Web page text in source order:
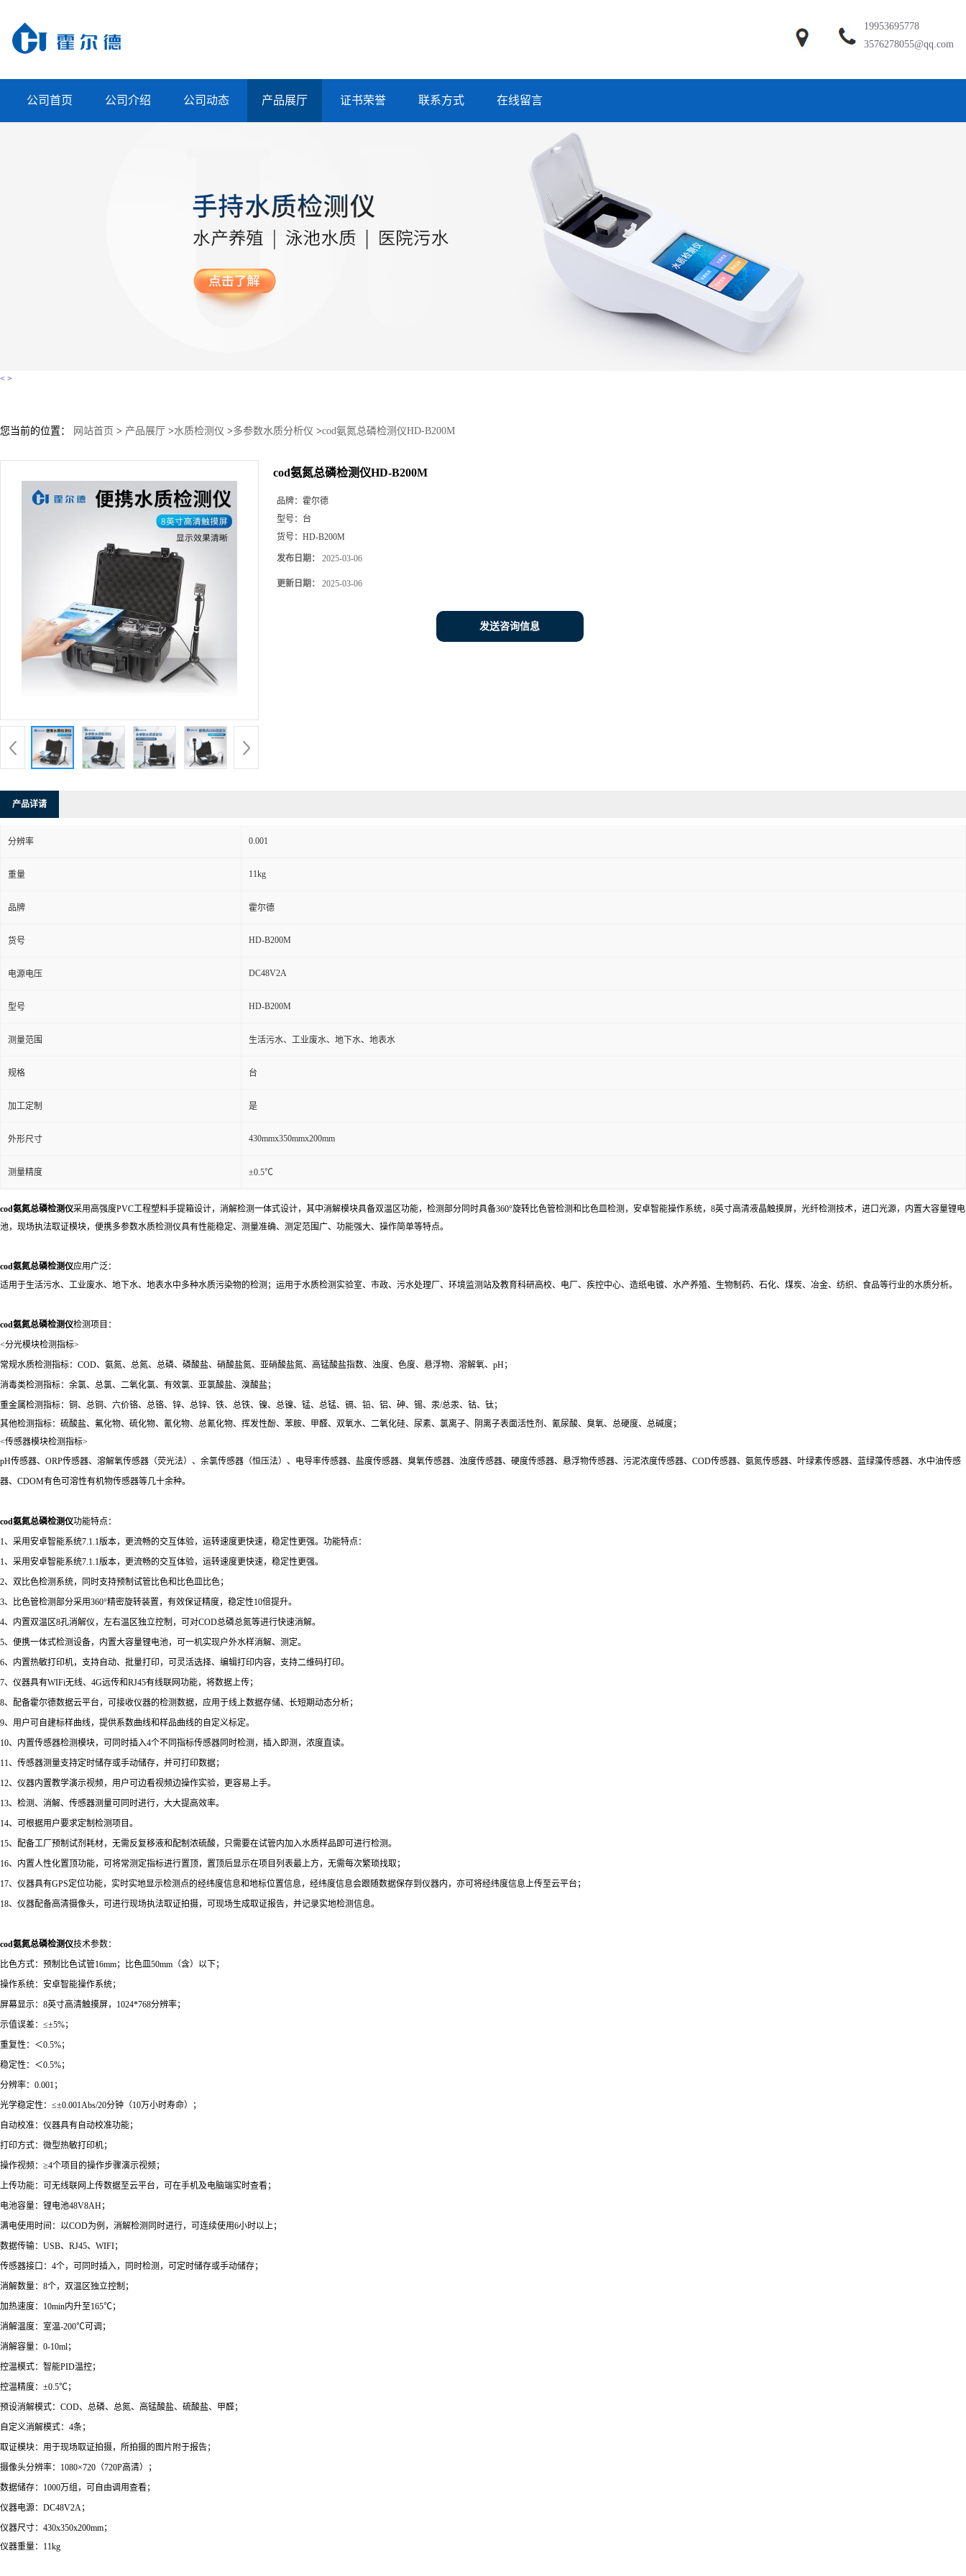
19953695778
3576278055@qq.com
公司首页 公司介绍 公司动态 产品展厅 证书荣誉 联系方式 在线留言
< >
您当前的位置： 网站首页 > 产品展厅 >水质检测仪 >多参数水质分析仪 >cod氨氮总磷检测仪HD-B200M
cod氨氮总磷检测仪HD-B200M
品牌： 霍尔德
型号： 台
货号： HD-B200M
发布日期： 2025-03-06
更新日期： 2025-03-06
发送咨询信息
产品详请
分辨率 0.001
重量 11kg
品牌 霍尔德
货号 HD-B200M
电源电压 DC48V2A
型号 HD-B200M
测量范围 生活污水、工业废水、地下水、地表水
规格 台
加工定制 是
外形尺寸 430mmx350mmx200mm
测量精度 ±0.5℃
cod氨氮总磷检测仪采用高强度PVC工程塑料手提箱设计，消解检测一体式设计，其中消解模块具备双温区功能，检测部分同时具备360°旋转比色管检测和比色皿检测，安卓智能操作系统，8英寸高清液晶触摸屏，光纤检测技术，进口光源，内置大容量锂电
池，现场执法取证模块，便携多参数水质检测仪具有性能稳定、测量准确、测定范围广、功能强大、操作简单等特点。
cod氨氮总磷检测仪应用广泛：
适用于生活污水、工业废水、地下水、地表水中多种水质污染物的检测；运用于水质检测实验室、市政、污水处理厂、环境监测站及教育科研高校、电厂、疾控中心、造纸电镀、水产养殖、生物制药、石化、煤炭、冶金、纺织、食品等行业的水质分析。
cod氨氮总磷检测仪检测项目：
<分光模块检测指标>
常规水质检测指标：COD、氨氮、总氮、总磷、磷酸盐、硝酸盐氮、亚硝酸盐氮、高锰酸盐指数、浊度、色度、悬浮物、溶解氧、pH；
消毒类检测指标：余氯、总氯、二氧化氯、有效氯、亚氯酸盐、溴酸盐；
重金属检测指标：铜、总铜、六价铬、总铬、锌、总锌、铁、总铁、镍、总镍、锰、总锰、镉、铅、铝、砷、锡、汞/总汞、钴、钛；
其他检测指标：硫酸盐、氟化物、硫化物、氰化物、总氰化物、挥发性酚、苯胺、甲醛、双氧水、二氧化硅、尿素、氯离子、阴离子表面活性剂、氰尿酸、臭氧、总硬度、总碱度；
<传感器模块检测指标>
pH传感器、ORP传感器、溶解氧传感器（荧光法）、余氯传感器（恒压法）、电导率传感器、盐度传感器、臭氧传感器、浊度传感器、硬度传感器、悬浮物传感器、污泥浓度传感器、COD传感器、氨氮传感器、叶绿素传感器、蓝绿藻传感器、水中油传感
器、CDOM有色可溶性有机物传感器等几十余种。
cod氨氮总磷检测仪功能特点：
1、采用安卓智能系统7.1.1版本，更流畅的交互体验，运转速度更快速，稳定性更强。功能特点：
1、采用安卓智能系统7.1.1版本，更流畅的交互体验，运转速度更快速，稳定性更强。
2、双比色检测系统，同时支持预制试管比色和比色皿比色；
3、比色管检测部分采用360°精密旋转装置，有效保证精度，稳定性10倍提升。
4、内置双温区8孔消解仪，左右温区独立控制，可对COD总磷总氮等进行快速消解。
5、便携一体式检测设备，内置大容量锂电池，可一机实现户外水样消解、测定。
6、内置热敏打印机，支持自动、批量打印，可灵活选择、编辑打印内容，支持二维码打印。
7、仪器具有WIFi无线、4G远传和RJ45有线联网功能，将数据上传；
8、配备霍尔德数据云平台，可接收仪器的检测数据，应用于线上数据存储、长短期动态分析；
9、用户可自建标样曲线，提供系数曲线和样品曲线的自定义标定。
10、内置传感器检测模块，可同时插入4个不同指标传感器同时检测，插入即测，浓度直读。
11、传感器测量支持定时储存或手动储存，并可打印数据；
12、仪器内置教学演示视频，用户可边看视频边操作实验，更容易上手。
13、检测、消解、传感器测量可同时进行，大大提高效率。
14、可根据用户要求定制检测项目。
15、配备工厂预制试剂耗材，无需反复移液和配制浓硫酸，只需要在试管内加入水质样品即可进行检测。
16、内置人性化置顶功能，可将常测定指标进行置顶，置顶后显示在项目列表最上方，无需每次繁琐找取；
17、仪器具有GPS定位功能，实时实地显示检测点的经纬度信息和地标位置信息，经纬度信息会跟随数据保存到仪器内，亦可将经纬度信息上传至云平台；
18、仪器配备高清摄像头，可进行现场执法取证拍摄，可现场生成取证报告，并记录实地检测信息。
cod氨氮总磷检测仪技术参数：
比色方式：预制比色试管16mm；比色皿50mm（含）以下；
操作系统：安卓智能操作系统；
屏幕显示：8英寸高清触摸屏，1024*768分辨率；
示值误差：≤±5%；
重复性：＜0.5%；
稳定性：＜0.5%；
分辨率：0.001；
光学稳定性：≤±0.001Abs/20分钟（10万小时寿命）；
自动校准：仪器具有自动校准功能；
打印方式：微型热敏打印机；
操作视频：≥4个项目的操作步骤演示视频；
上传功能：可无线联网上传数据至云平台，可在手机及电脑端实时查看；
电池容量：锂电池48V8AH；
满电使用时间：以COD为例，消解检测同时进行，可连续使用6小时以上；
数据传输：USB、RJ45、WIFI；
传感器接口：4个，可同时插入，同时检测，可定时储存或手动储存；
消解数量：8个，双温区独立控制；
加热速度：10min内升至165℃；
消解温度：室温-200℃可调；
消解容量：0-10ml；
控温模式：智能PID温控；
控温精度：±0.5℃；
预设消解模式：COD、总磷、总氮、高锰酸盐、硫酸盐、甲醛；
自定义消解模式：4条；
取证模块：用于现场取证拍摄，所拍摄的图片附于报告；
摄像头分辨率：1080×720（720P高清）；
数据储存：1000万组，可自由调用查看；
仪器电源：DC48V2A；
仪器尺寸：430x350x200mm；
仪器重量：11kg